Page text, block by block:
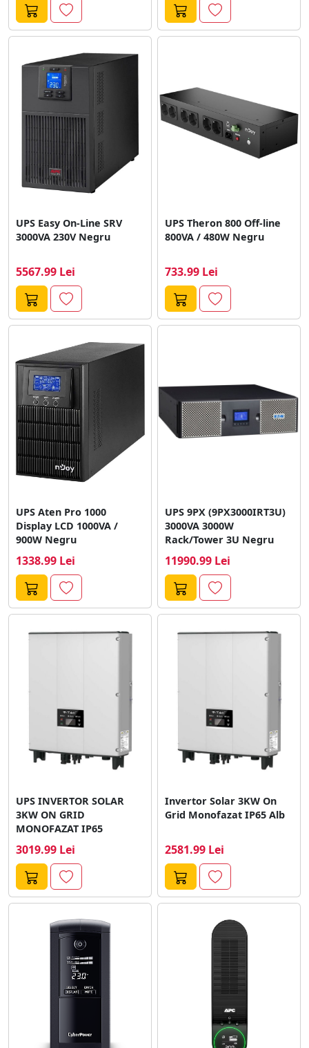
UPS Easy On-Line SRV
3000VA 230V Negru
5567.99 Lei
UPS Theron 800 Off-line
800VA / 480W Negru
733.99 Lei
UPS Aten Pro 1000
Display LCD 1000VA /
900W Negru
1338.99 Lei
UPS 9PX (9PX3000IRT3U)
3000VA 3000W
Rack/Tower 3U Negru
11990.99 Lei
UPS INVERTOR SOLAR
3KW ON GRID
MONOFAZAT IP65
3019.99 Lei
Invertor Solar 3KW On
Grid Monofazat IP65 Alb
2581.99 Lei